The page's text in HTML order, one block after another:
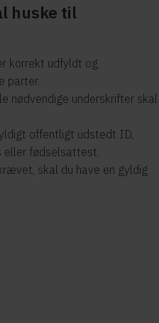
huske til
korrekt udfyldt og
parter.
nødvendige underskrifter skal
offentligt udstedt ID,
eller fødselsattest.
skal du have en gyldig